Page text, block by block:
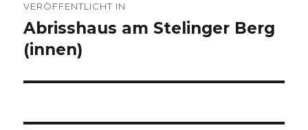
Navigation
VERÖFFENTLICHT IN
Abrisshaus am Stelinger Berg
(innen)